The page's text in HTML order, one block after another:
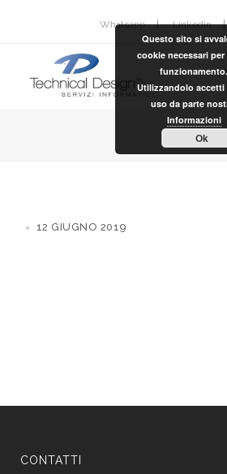
Whatsapp Linkedin
12 GIUGNO 2019
CONTATTI
Questo sito si
cookie necessari
funzionamento.
Utilizzandolo accetti
uso da parte
Informazioni
Ok